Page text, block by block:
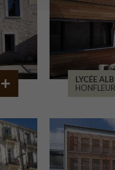
LYCÉE
HONFLEUR